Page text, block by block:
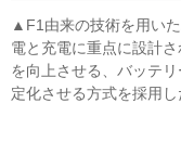
▲F1由来の技術を用い
電と充電に重点に設計
を向上させる、バッテ
定化させる方式を採用し